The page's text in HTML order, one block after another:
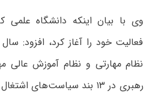
فعالیت خود را آغاز کرد، افزود:
نظام مهارتی و نظام آموزش عالی
رهبری در ۱۳ بند سیاست‌های